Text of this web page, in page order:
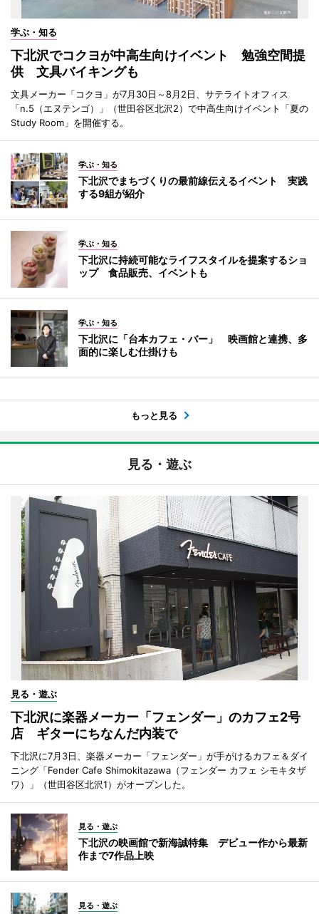
学ぶ・知る
下北沢でコクヨが中高生向けイベント 勉強空間提
供 文具バイキングも
文具メーカー「コクヨ」が7月30日～8月2日、サテライトオフィス
「n.5（エヌテンゴ）」（世田谷区北沢2）で中高生向けイベント「夏の
Study Room」を開催する。
学ぶ・知る
下北沢でまちづくりの最前線伝えるイベント 実践
する9組が紹介
学ぶ・知る
下北沢に持続可能なライフスタイルを提案するショ
ップ 食品販売、イベントも
学ぶ・知る
下北沢に「台本カフェ・バー」 映画館と連携、多
面的に楽しむ仕掛けも
もっと見る
見る・遊ぶ
見る・遊ぶ
下北沢に楽器メーカー「フェンダー」のカフェ2号
店 ギターにちなんだ内装で
下北沢に7月3日、楽器メーカー「フェンダー」が手がけるカフェ＆ダイ
ニング「Fender Cafe Shimokitazawa（フェンダー カフェ シモキタザ
ワ）」（世田谷区北沢1）がオープンした。
見る・遊ぶ
下北沢の映画館で新海誠特集 デビュー作から最新
作まで7作品上映
見る・遊ぶ